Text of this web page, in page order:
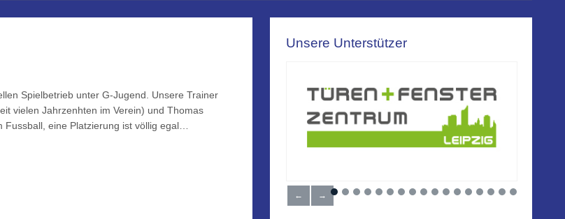
Spielbetrieb unter G-Jugend. Unsere Trainer
vielen Jahrzenhten im Verein) und Thomas
eine Platzierung ist völlig egal…
Unsere Unterstützer
← →